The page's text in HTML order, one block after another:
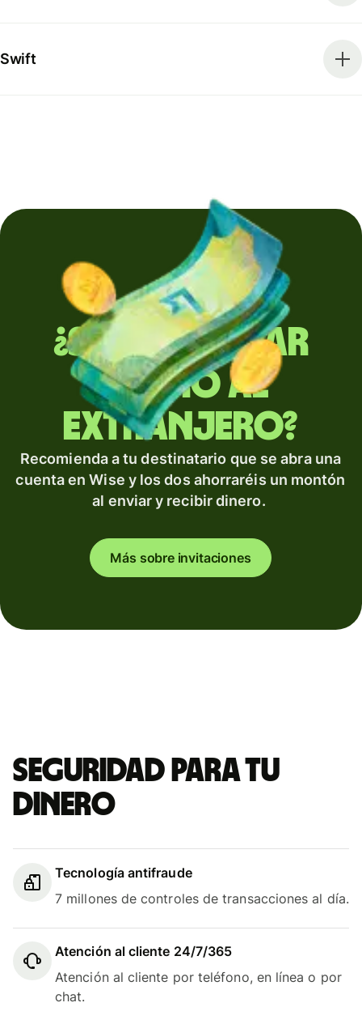
Swift
¿Sueles enviar
dinero al
extranjero?
Recomienda a tu destinatario que se abra una
cuenta en Wise y los dos ahorraréis un montón
al enviar y recibir dinero.
Más sobre invitaciones
Seguridad para tu
dinero
Tecnología antifraude
7 millones de controles de transacciones al día.
Atención al cliente 24/7/365
Atención al cliente por teléfono, en línea o por
chat.